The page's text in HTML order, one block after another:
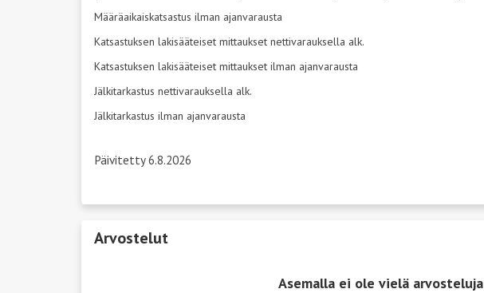
Määräaikaiskatsastus ilman ajanvarausta
Katsastuksen lakisääteiset mittaukset nettivarauksella alk.
Katsastuksen lakisääteiset mittaukset ilman ajanvarausta
Jälkitarkastus nettivarauksella alk.
Jälkitarkastus ilman ajanvarausta
Päivitetty 6.8.2026
Arvostelut
Asemalla ei ole vielä arvosteluja